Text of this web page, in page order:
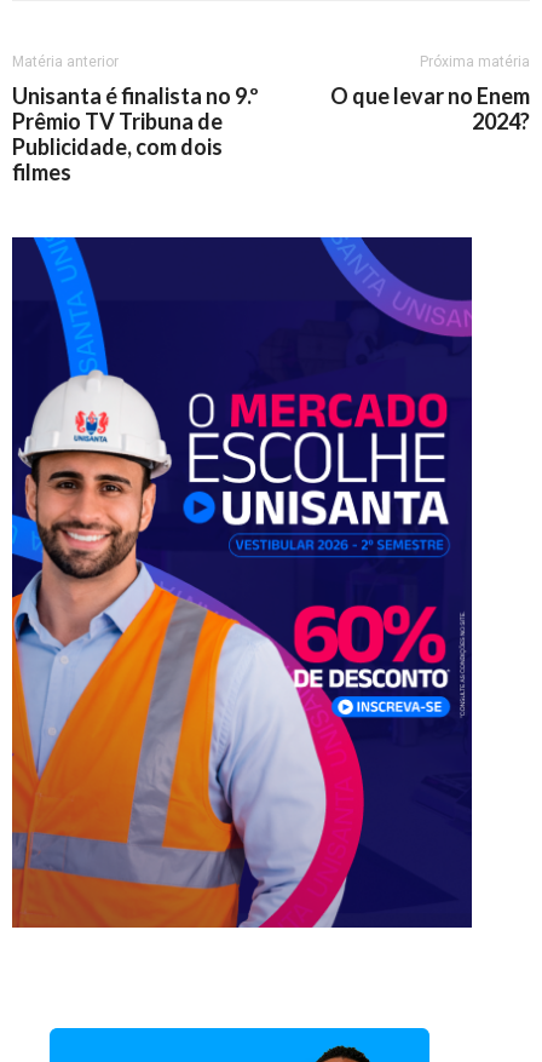
Matéria anterior
Unisanta é finalista no 9.º
Prêmio TV Tribuna de
Publicidade, com dois
filmes
Próxima matéria
O que levar no Enem
2024?